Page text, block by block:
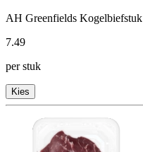
AH Greenfields Kogelbiefstuk
7.49
per stuk
Kies